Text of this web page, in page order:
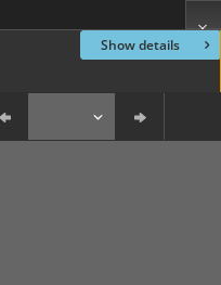
Show details